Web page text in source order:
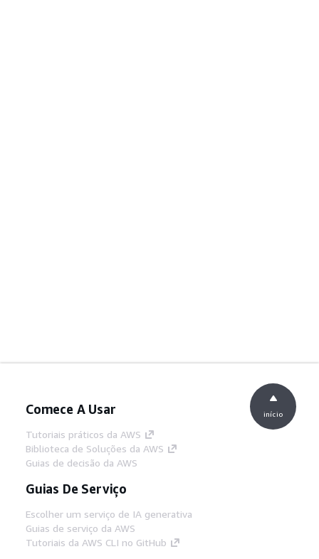
Comece A Usar
Tutoriais práticos da AWS
Biblioteca de Soluções da AWS
Guias de decisão da AWS
Guias De Serviço
Escolher um serviço de IA generativa
Guias de serviço da AWS
Tutoriais da AWS CLI no GitHub
início